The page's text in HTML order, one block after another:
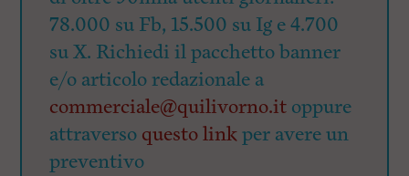
78.000 su Fb, 15.500 su Ig e 4.700
su X. Richiedi il pacchetto banner
e/o articolo redazionale a
commerciale@quilivorno.it oppure
attraverso questo linkper avere un
preventivo